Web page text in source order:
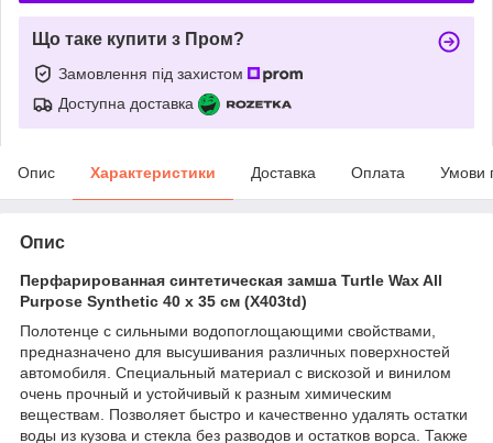
Що таке купити з Пром?
Замовлення під захистом
Доступна доставка
Опис Характеристики Доставка Оплата Умови
Опис
Перфарированная синтетическая замша Turtle Wax All
Purpose Synthetic 40 x 35 см (X403td)
Полотенце с сильными водопоглощающими свойствами,
предназначено для высушивания различных поверхностей
автомобиля. Специальный материал с вискозой и винилом
очень прочный и устойчивый к разным химическим
веществам. Позволяет быстро и качественно удалять остатки
воды из кузова и стекла без разводов и остатков ворса. Также